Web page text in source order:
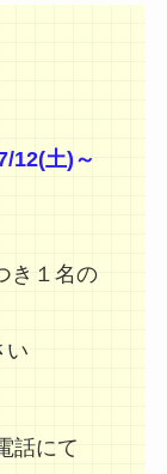
12(土)～
き１名の
話にて